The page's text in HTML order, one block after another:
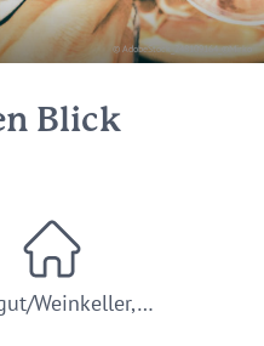
© AdobeStock_248109164_©Mirko
Blick
Weinkeller,…